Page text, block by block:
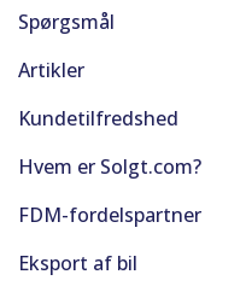
Spørgsmål
Artikler
Kundetilfredshed
Hvem er Solgt.com?
FDM-fordelspartner
Eksport af bil